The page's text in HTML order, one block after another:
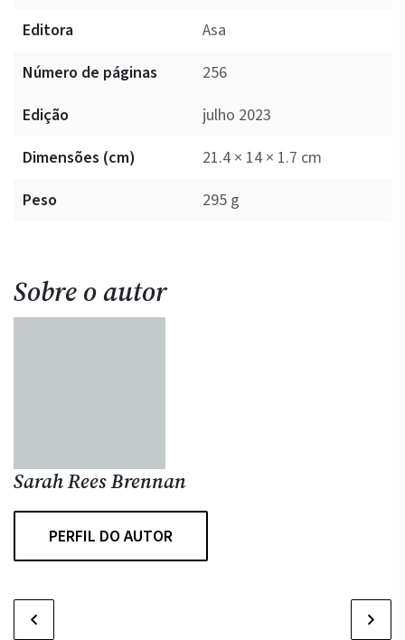
Editora
Asa
Número de páginas
256
Edição
julho 2023
Dimensões (cm)
21.4 × 14 × 1.7 cm
Peso
295 g
Sobre o autor
Sarah Rees Brennan
PERFIL DO AUTOR